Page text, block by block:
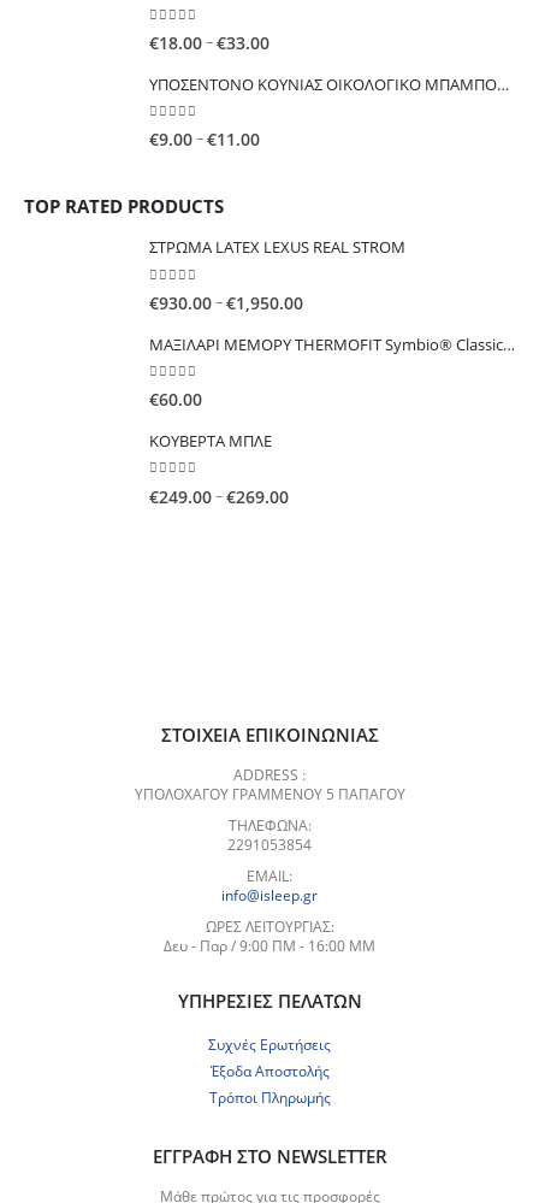
€18.00–€33.00Price
€18.00
ΥΠΟΣΕΝΤΟΝΟ ΚΟΥΝΙΑΣ ΟΙΚΟΛΟΓΙΚΟ ΜΠΑΜΠΟΥ ΑΔΙΑΒΡΟΧΟ ΠΟΛΛΑΠΛΩΝ ΧΡΗΣΕΩΝ
0out of 5
€9.00–€11.00Price
€11.00
TOP RATED PRODUCTS
ΣΤΡΩΜΑ LATEX LEXUS REAL STROM
€930.00–€1,950.00Price
€930.00
MAΞΙΛΑΡΙ ΜΕΜΟΡΥ THERMOFIT Symbio® Classic 50Χ70cm
0out of 5
€60.00
ΚΟΥΒΕΡΤΑ ΜΠΛΕ
€249.00–€269.00Price
ΣΤΟΙΧΕΊΑ ΕΠΙΚΟΙΝΩΝΊΑΣ
ADDRESS :
ΥΠΟΛΟΧΑΓΟΥ ΓΡΑΜΜΕΝΟΥ 5 ΠΑΠΑΓΟΥ
ΤΗΛΈΦΩΝΑ:
2291053854
EMAIL:
info@isleep.gr
ΏΡΕΣ ΛΕΙΤΟΥΡΓΊΑΣ:
Δευ - Παρ / 9:00 ΠΜ - 16:00 ΜΜ
ΥΠΗΡΕΣΊΕΣ ΠΕΛΑΤΏΝ
Συχνές Ερωτήσεις
Έξοδα Αποστολής
Τρόποι Πληρωμής
ΕΓΓΡΑΦΉ ΣΤΟ NEWSLETTER
Μάθε πρώτος για τις προσφορές